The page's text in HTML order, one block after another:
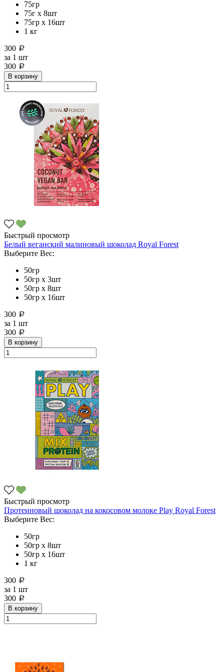
75гр
75г x 8шт
75гр х 16шт
1 кг
300 a
за 1 шт
300 a
В корзину
Быстрый просмотр
Белый веганский малиновый шоколад Royal Forest
Выберите Вес:
50гр
50гр х 3шт
50гр х 8шт
50гр х 16шт
300 a
за 1 шт
300 a
В корзину
Быстрый просмотр
Протеиновый шоколад на кокосовом молоке Рlay Royal Forest
Выберите Вес:
50гр
50гр х 8шт
50гр х 16шт
1 кг
300 a
за 1 шт
300 a
В корзину